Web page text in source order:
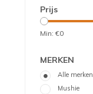
Prijs
Min: €0
MERKEN
Alle merken
Mushie